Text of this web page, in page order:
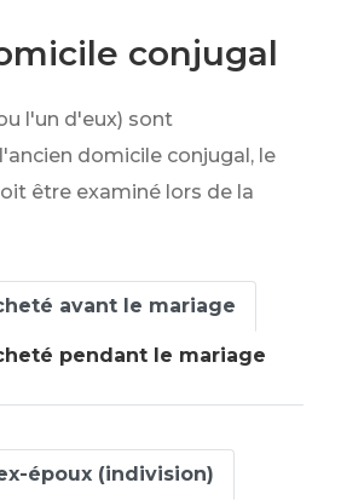
conjugal
l'un d'eux) sont
domicile conjugal, le
être examiné lors de la
avant le mariage
pendant le mariage
époux (indivision)